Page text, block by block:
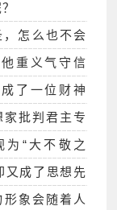
怎么也不会
重义气守信
了一位财神
批判君主专
“大不敬之
又成了思想先
象会随着人